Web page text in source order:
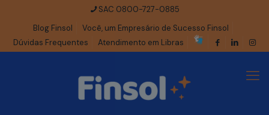
SAC 0800-727-0885
Blog Finsol
Você, um Empresário de Sucesso Finsol
Dúvidas Frequentes
Atendimento em Libras